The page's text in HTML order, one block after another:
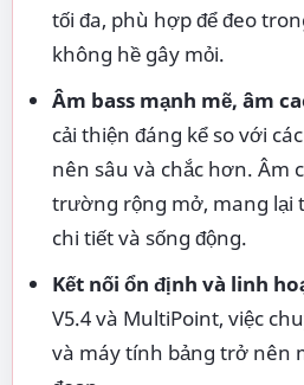
tối đa, phù hợp để đeo
không hề gây mỏi.
Âm bass mạnh mẽ, âm
cải thiện đáng kể so với
nên sâu và chắc hơn. Âm
trường rộng mở, mang lại
chi tiết và sống động.
Kết nối ổn định và linh
V5.4 và MultiPoint, việc
và máy tính bảng trở nên